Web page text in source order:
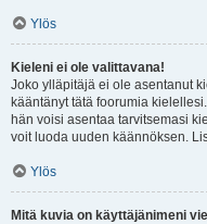
Ylös
Kieleni ei ole valittavana!
Joko ylläpitäjä ei ole asentanut
kääntänyt tätä foorumia
hän voisi asentaa tarvitsemasi
voit luoda uuden käännöksen.
Ylös
Mitä kuvia on käyttäjänimeni